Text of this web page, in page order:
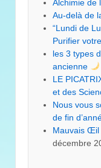
Alchimie de
Au-delà de
“Lundi de
Purifier
les 3 types
ancienne
LE
et des
Nous vous
de fin
Mauvais Œil
décembre